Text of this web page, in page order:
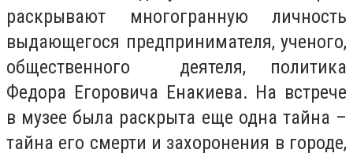
раскрывают многогранную личность
выдающегося предпринимателя, ученого,
общественного деятеля, политика
Федора Егоровича Енакиева. На встрече
в музее была раскрыта еще одна тайна –
тайна его смерти и захоронения в городе,